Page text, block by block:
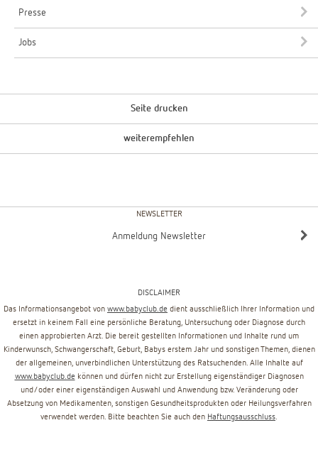
Presse
Jobs
Seite drucken
weiterempfehlen
NEWSLETTER
Anmeldung Newsletter
DISCLAIMER
Das Informationsangebot von www.babyclub.de dient ausschließlich Ihrer Information und
ersetzt in keinem Fall eine persönliche Beratung, Untersuchung oder Diagnose durch
einen approbierten Arzt. Die bereit gestellten Informationen und Inhalte rund um
Kinderwunsch, Schwangerschaft, Geburt, Babys erstem Jahr und sonstigen Themen, dienen
der allgemeinen, unverbindlichen Unterstützung des Ratsuchenden. Alle Inhalte auf
www.babyclub.de können und dürfen nicht zur Erstellung eigenständiger Diagnosen
und/oder einer eigenständigen Auswahl und Anwendung bzw. Veränderung oder
Absetzung von Medikamenten, sonstigen Gesundheitsprodukten oder Heilungsverfahren
verwendet werden. Bitte beachten Sie auch den Haftungsausschluss.